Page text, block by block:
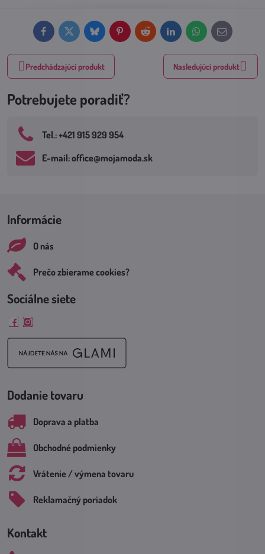
FacebookTwitter BlueskyPinterestReddit LinkedInWhatsApp
E-
mail
Predchádzajúci produkt Nasledujúci produkt
Potrebujete poradiť?
Tel​.: +421 915 929 954
E-mail: office​@mojamoda​.sk
Informácie
O nás
Prečo zbierame cookies?
Sociálne siete
FacebookInstagram
Dodanie tovaru
Doprava a platba
Obchodné podmienky
Vrátenie / výmena tovaru
Reklamačný poriadok
Kontakt